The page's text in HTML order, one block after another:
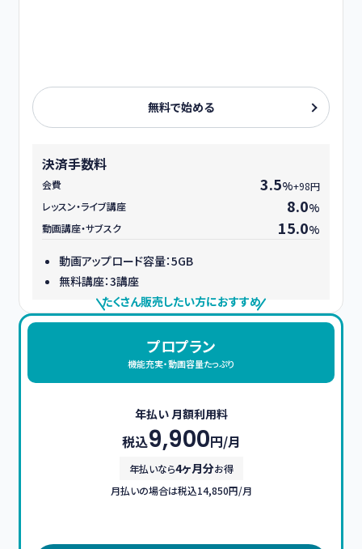
無料で始める
決済手数料
会費 3.5%+98円
レッスン・ライブ講座
8.0%
動画講座・サブスク 15.0%
動画アップロード容量：5GB
無料講座：3講座
たくさん販売したい方におすすめ
プロプラン
機能充実・動画容量たっぷり
年払い 月額利用料
税込9,900円/月
年払いなら4ヶ月分お得
月払いの場合は税込14,850円/月